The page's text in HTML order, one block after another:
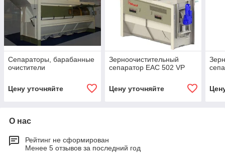
Сепараторы, барабанные
очистители
Цену уточняйте
Зерноочистительный
сепаратор EAC 502 VP
Цену уточняйте
О нас
Рейтинг не сформирован
Менее 5 отзывов за последний год